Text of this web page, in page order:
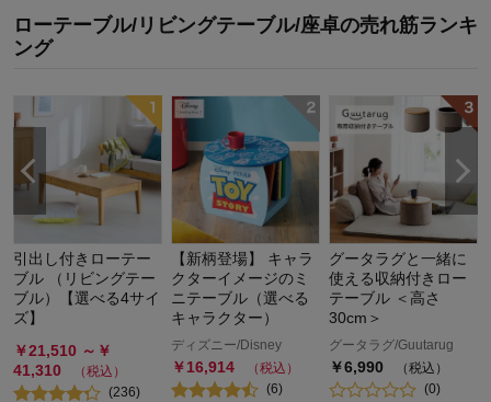
ローテーブル/リビングテーブル/座卓の売れ筋ランキ
ング
引出し付きローテー
ブル （リビングテー
ブル）【選べる4サイ
ズ】
￥21,510 ～￥
41,310
（税込）
(236)
【新柄登場】 キャラ
クターイメージのミ
ニテーブル（選べる
キャラクター）
ディズニー/Disney
￥16,914
（税込）
(6)
グータラグと一緒に
使える収納付きロー
テーブル ＜高さ
30cm＞
グータラグ/Guutarug
￥6,990
（税込）
(0)